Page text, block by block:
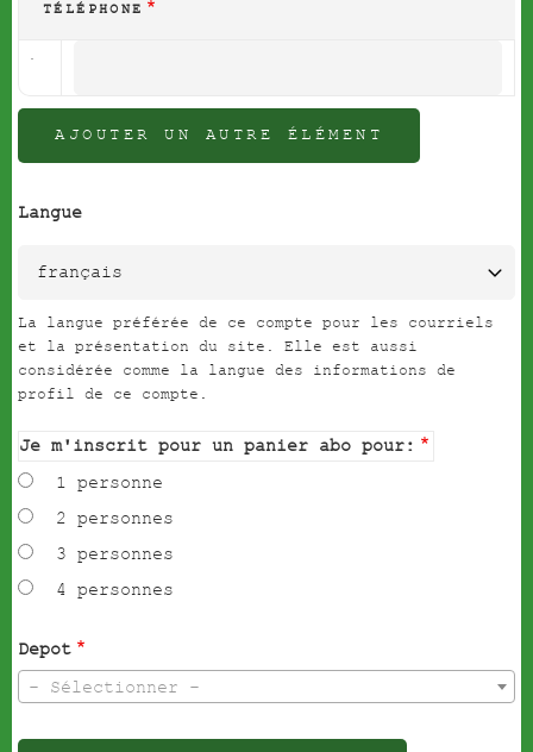
TÉLÉPHONE
1)
Langue
La langue préférée de ce compte pour les courriels
et la présentation du site. Elle est aussi
considérée comme la langue des informations de
profil de ce compte.
Je m'inscrit pour un panier abo pour:
1 personne
2 personnes
3 personnes
4 personnes
Depot
- Sélectionner -